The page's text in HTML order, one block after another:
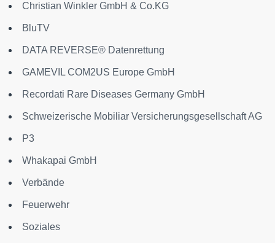
Christian Winkler GmbH & Co.KG
BluTV
DATA REVERSE® Datenrettung
GAMEVIL COM2US Europe GmbH
Recordati Rare Diseases Germany GmbH
Schweizerische Mobiliar Versicherungsgesellschaft AG
P3
Whakapai GmbH
Verbände
Feuerwehr
Soziales